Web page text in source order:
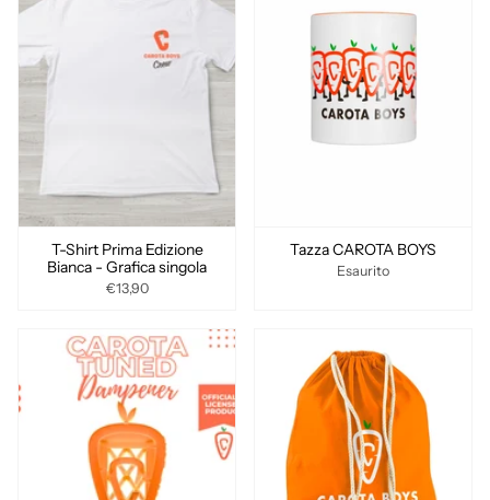
T-Shirt Prima Edizione
Bianca - Grafica singola
€13,90
Tazza CAROTA BOYS
Esaurito